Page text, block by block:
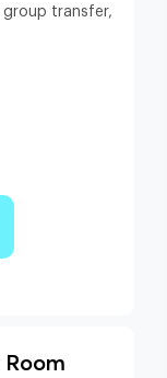
group transfer,